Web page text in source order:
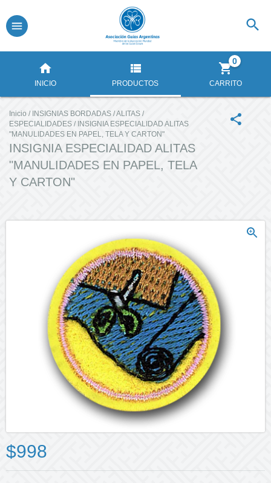
INICIO PRODUCTOS CARRITO
0
Inicio / INSIGNIAS BORDADAS /ALITAS /
ESPECIALIDADES / INSIGNIA ESPECIALIDAD ALITAS
"MANULIDADES EN PAPEL, TELA Y CARTON"
INSIGNIA ESPECIALIDAD ALITAS
"MANULIDADES EN PAPEL, TELA
Y CARTON"
$998